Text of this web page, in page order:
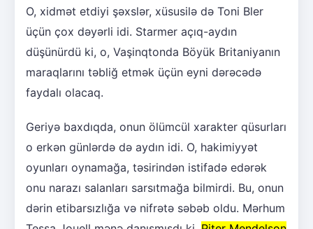
O, xidmət etdiyi şəxslər, xüsusilə də Toni Bler
üçün çox dəyərli idi. Starmer açıq-aydın
düşünürdü ki, o, Vaşinqtonda Böyük Britaniyanın
maraqlarını təbliğ etmək üçün eyni dərəcədə
faydalı olacaq.
Geriyə baxdıqda, onun ölümcül xarakter qüsurları
o erkən günlərdə də aydın idi. O, hakimiyyət
oyunları oynamağa, təsirindən istifadə edərək
onu narazı salanları sarsıtmağa bilmirdi. Bu, onun
dərin etibarsızlığa və nifrətə səbəb oldu. Mərhum